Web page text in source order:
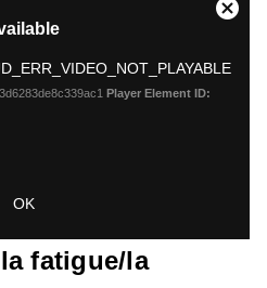
Player Element ID:
OK
Close
fatigue/la